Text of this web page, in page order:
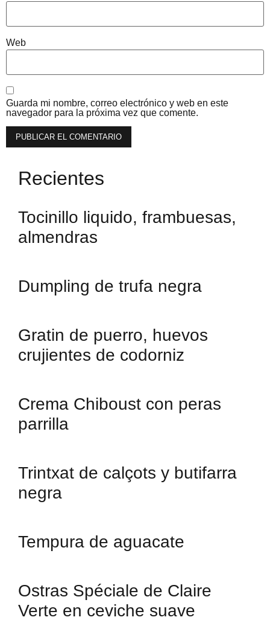
Web
Guarda mi nombre, correo electrónico y web en este
navegador para la próxima vez que comente.
Recientes
Tocinillo liquido, frambuesas,
almendras
Dumpling de trufa negra
Gratin de puerro, huevos
crujientes de codorniz
Crema Chiboust con peras
parrilla
Trintxat de calçots y butifarra
negra
Tempura de aguacate
Ostras Spéciale de Claire
Verte en ceviche suave